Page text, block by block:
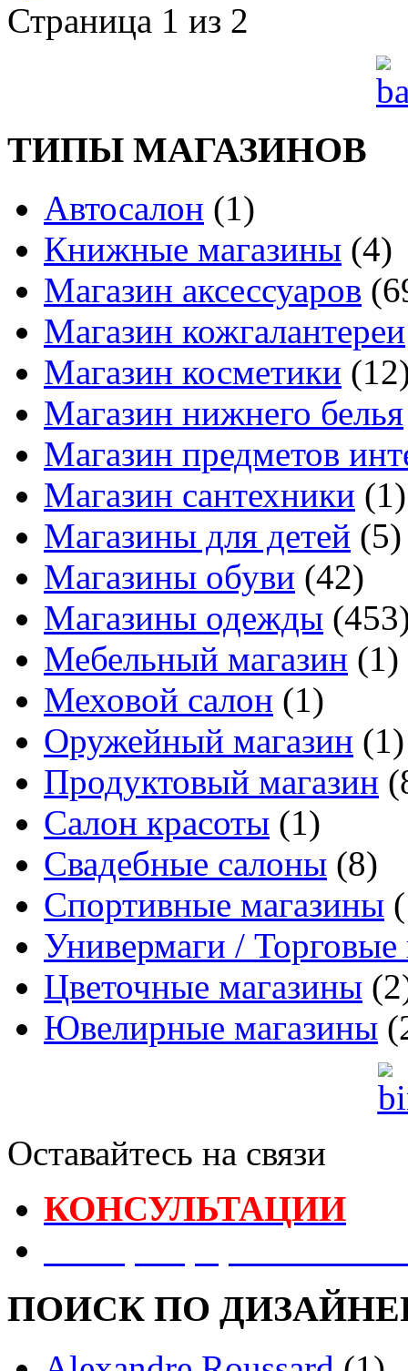
Страница 1 из 2
ТИПЫ МАГАЗИНОВ
Автосалон (1)
Книжные магазины (4)
Магазин аксессуаров
Магазин кожгалантереи
Магазин косметики
Магазин нижнего белья
Магазин предметов
Магазин сантехники (1)
Магазины для детей (5)
Магазины обуви (42)
Магазины одежды
Мебельный магазин (1)
Меховой салон (1)
Оружейный магазин (1)
Продуктовый магазин
Салон красоты (1)
Свадебные салоны (8)
Спортивные магазины
Универмаги /
Цветочные магазины
Ювелирные магазины
Оставайтесь на связи
КОНСУЛЬТАЦИИ
ПОИСК ПО